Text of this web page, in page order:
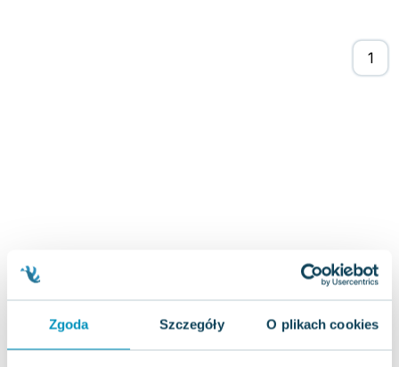
Zgoda Szczegóły O plikach cookies
Nela Mała Reporterka
Agnieszka Maciąg
Barbara Wrzesińska
Terry Pratchett